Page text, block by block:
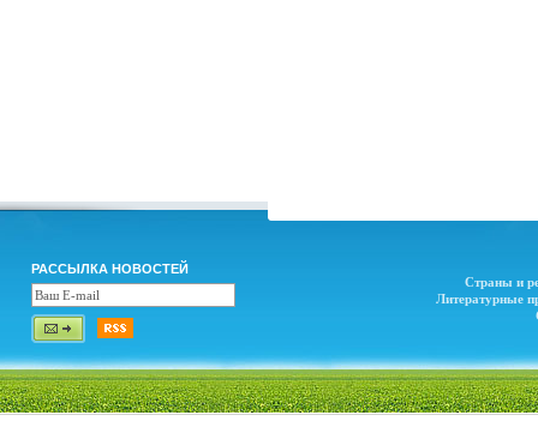
РАССЫЛКА НОВОСТЕЙ
Страны и
Литературные